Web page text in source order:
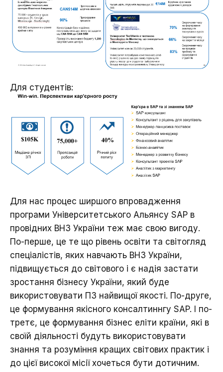
Для студентів:
Для нас процес ширшого впровадження
програми Університетського Альянсу SAP в
провідних ВНЗ України теж має свою вигоду.
По-перше, це те що рівень освіти та світогляд
спеціалістів, яких навчають ВНЗ України,
підвищується до світового і є надія застати
зростання бізнесу України, який буде
використовувати ПЗ найвищої якості. По-друге,
це формування якісного консалтиннгу SAP. І по-
третє, це формування бізнес еліти країни, які в
своїй діяльності будуть використовувати
знання та розуміння кращих світових практик і
до цієї високої місії хочеться бути дотичним.